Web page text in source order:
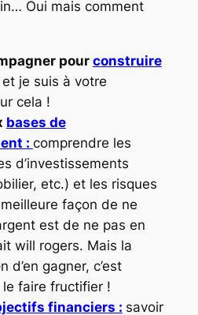
Oui mais comment
pour construire
et je suis à votre
cela !
bases de
: comprendre les
d’investissements
etc.) et les risques
façon de ne
est de ne pas en
will rogers. Mais la
d’en gagner, c’est
le faire fructifier !
financiers : savoir